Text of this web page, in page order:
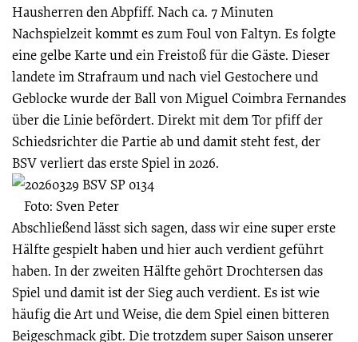
Hausherren den Abpfiff. Nach ca. 7 Minuten
Nachspielzeit kommt es zum Foul von Faltyn. Es folgte
eine gelbe Karte und ein Freistoß für die Gäste. Dieser
landete im Strafraum und nach viel Gestochere und
Geblocke wurde der Ball von Miguel Coimbra Fernandes
über die Linie befördert. Direkt mit dem Tor pfiff der
Schiedsrichter die Partie ab und damit steht fest, der
BSV verliert das erste Spiel in 2026.
Foto: Sven Peter
Abschließend lässt sich sagen, dass wir eine super erste
Hälfte gespielt haben und hier auch verdient geführt
haben. In der zweiten Hälfte gehört Drochtersen das
Spiel und damit ist der Sieg auch verdient. Es ist wie
häufig die Art und Weise, die dem Spiel einen bitteren
Beigeschmack gibt. Die trotzdem super Saison unserer